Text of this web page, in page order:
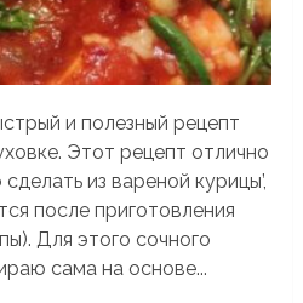
и полезный рецепт
Этот рецепт отлично
из вареной курицы’,
после приготовления
Для этого сочного
сама на основе...